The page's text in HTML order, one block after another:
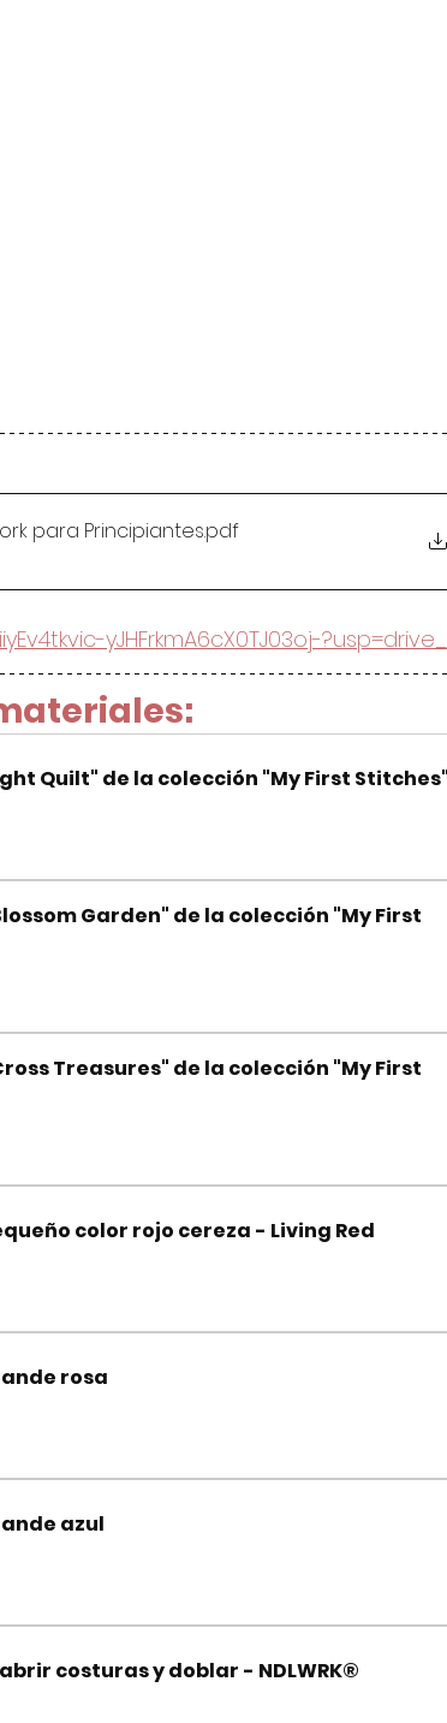
para Principiantes.pdf
yJHFrkmA6cX0TJ03oj-
Quilt" de la colección "My First
Garden" de la colección "My First
Treasures" de la colección "My First
color rojo cereza - Living Red
rosa
azul
costuras y doblar - NDLWRK®